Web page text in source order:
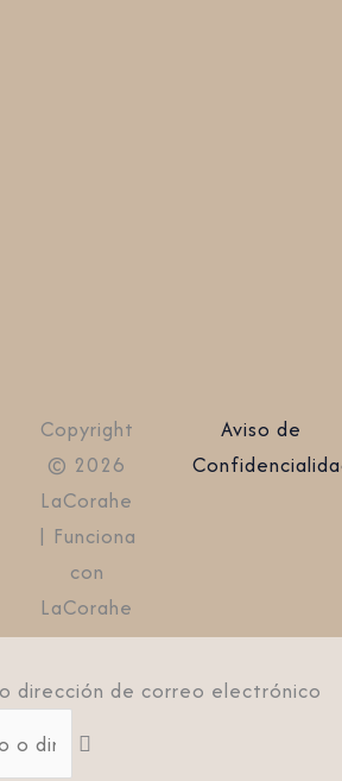
Copyright
© 2026
LaCorahe
| Funciona
con
LaCorahe
Aviso de
dirección de correo electrónico